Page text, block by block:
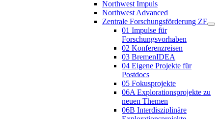
Northwest Impuls
Northwest Advanced
Zentrale Forschungsförderung ZF
01 Impulse für
Forschungsvorhaben
02 Konferenzreisen
03 BremenIDEA
04 Eigene Projekte für
Postdocs
05 Fokusprojekte
06A Explorationsprojekte zu
neuen Themen
06B Interdisziplinäre